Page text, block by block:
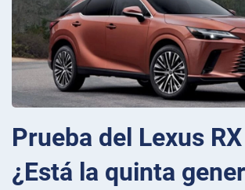
Prueba del Lexus
¿Está la quinta